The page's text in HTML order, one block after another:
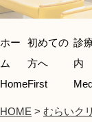
ホー
ム
Home
初めての
方へ
First
診
内
HOME > むらいク